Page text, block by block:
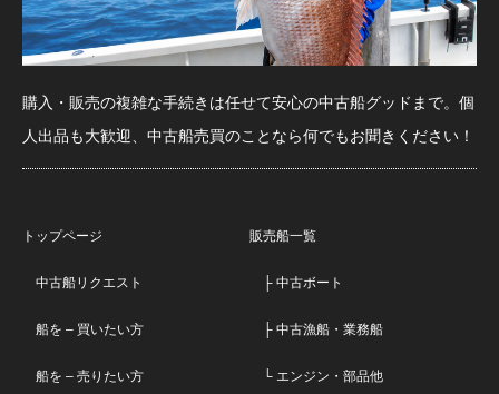
購入・販売の複雑な手続きは任せて安心の中古船グッドまで。個
人出品も大歓迎、中古船売買のことなら何でもお聞きください！
トップページ
中古船リクエスト
船を – 買いたい方
船を – 売りたい方
販売船一覧
├ 中古ボート
├ 中古漁船・業務船
└ エンジン・部品他